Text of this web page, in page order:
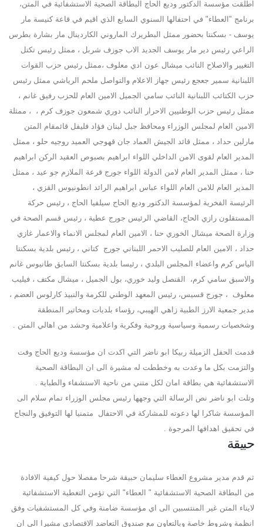
اطلقت مؤسسة الدكتور وديع الحاج البطاقة الصحية الاستشفائية في المتن،
برنامج "العطاء" في احتفالها السنوي السابع الذي اقيم في قاعة كنيسة مار
يوسف - بسكنتا بحضور ممثل البطريرك الماروني الكاردينال مار بشارة بطرس
الراعي رئيس دير مار يوسف الجديد الاب جوزف شربل ، ممثل رئيس تكتل
التغيير والاصلاح النائب ميشال عون ادي معلوف ،ممثل رئيس حزب القوات
اللبنانية سمير جعجع رئيس جهاز الاعلام والتواصل ملحم الرياشي ممثل رئيس
حزب الكتائب اللبنانية النائب سامي الجميل الامين العام للحزب رفيق غانم ،
ممثل رئيس حزب الوطنيين الاحرار النائب دوري شمعون جوزف كرم ، ، ممثلة
الامين العام لمجلس الوزراء ومحافظ جبل لبنان فؤاد فليفل قائمقام المتن
مارلين حداد ، ممثل قائد الجيش العماد جان قهوجي العميد روجيه حلو ، ممثل
المدير العام لقوى الامن الداخلي اللواء ابراهيم بصبوص العقيد الركن ابراهيم
حنا ، ممثل المدير العام لامن الدولة اللواء جورج قرعة الملازم جو عيد ، ممثل
المدير العام للامن العام اللواء عباس ابراهيم الرائد انطونيوس القزي ،
الرئيسة الفخرية لمؤسسة الدكتور وديع الحاج سيلفيا الحاج ، رئيس حركة
المستقلون رازي الحاج، القاضي الرئيس جورج عطية ، رئيس قسم الصحة في
وزارة الصحة ميشال الخوري حنا ، الامين العام لمجلس الانماء والاعمار غازي
حداد ، الامين العام للصليب الاحمر اللبناني جورج كتاني ، رئيس بلدية بسكنتا
الياس كرم واعضاء المجلس البلدي ، رئيسا بلدية بسكنتا السابق طانيوس غانم
والاسبق سامي كرم، القنصل وليد خوري، بول الجميل ، ميشال مكتف ، فيليب
معلوف ، جورج قسيس، رئيس المعهد الوطني للكرمة والنبيذ كارلوس العضم ،
مدير جمعية الارز الطبية زاهي الهيبي، رؤساء بلديات ومخاتير المنطقة
وشخصيات رسمية وسياسية وروحية وفكرية واعلامية وحشد من اهالي المتن .
قدمت الحفل الزميلة ربيكا ابو ناضر التي اكدت ان مؤسسة وديع الحاج وفت
والتزمت بكل ما وعدت به وخططت له مشيرة الى ان البطاقة الصحية
الاستشفائية هي بطاقة امان لكل متني من ناحية الاستشفاء والطباية .
وتلت ابو ناضر نص الرسالة التي وجهها رئيس مجلس الوزراء تمام سلام الى
المؤسسة شاكرا لها دعوته للمشاركة في الاحتفال متمنيا لها التوفيق والنجاح
في تحقيق اهدافها المرجوة .
حبيقة
ثم قدم مدير مشروع العطاء سليمان حبيقة شرحا مفصلا حول كيفية الافادة
من البطاقة الصحية الاستشفائية " العطاء" التي تؤمن التغطية الاستشفائية
لايناء المتن غير المنتسبين الى اي مؤسسة ضامنة وفي كل المستشفيات وفق
انظمة وشروط خاصة وبالتعاون مع صندوق التعاضد الاقتصادي مشيرا الى ان